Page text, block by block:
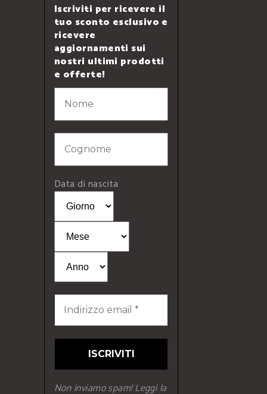
Iscriviti per ricevere il
tuo sconto esclusivo e
ricevere
aggiornamenti sui
nostri ultimi prodotti
e offerte!
Data di nascita
Non inviamo spam! Leggi la